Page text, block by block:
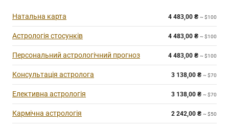
Натальна карта 4 483,00 ₴ ~ $100
Астрологія стосунків 4 483,00 ₴ ~ $100
Персональний астрологічний прогноз 4 483,00 ₴ ~ $100
Консультація астролога 3 138,00 ₴ ~ $70
Елективна астрологія 3 138,00 ₴ ~ $70
Кармічна астрологія 2 242,00 ₴ ~ $50